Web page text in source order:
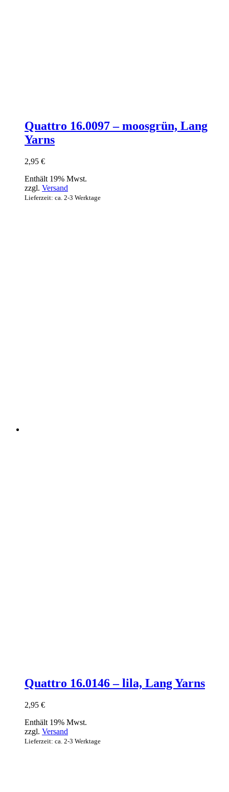
Quattro 16.0097 – moosgrün, Lang
Yarns
2,95 €
Enthält 19% Mwst.
zzgl. Versand
Lieferzeit: ca. 2-3 Werktage
Quattro 16.0146 – lila, Lang Yarns
2,95 €
Enthält 19% Mwst.
zzgl. Versand
Lieferzeit: ca. 2-3 Werktage